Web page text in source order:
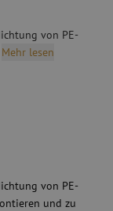
von PE-
Mehr lesen
von PE-
und zu